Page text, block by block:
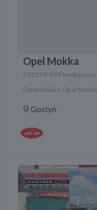
Opel Mokka
202339 000 km
Opel Mokka Opel
Gostyń